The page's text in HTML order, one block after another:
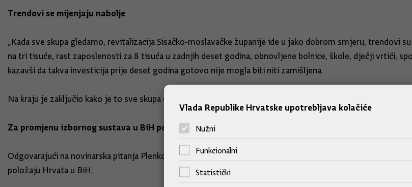
Trendovi se mijenjaju nabolje
„Kada sve skupa gledamo, revitalizacija Sisačko-moslavačke županije ide u jako dobrom smjeru, trendovi
na tri tisuće, rast zaposlenosti za 8 tisuća u zadnjih deset godina, obnovljene bolnice, škole, dječji vrtići,
kazavši da takva investicija prije deset godina gotovo nije mogla biti niti zamišljena.
Na kraju je zaključio kako je to sve skupa dio zajedničkih napora i sinergije Grada i županije da se, i u tim
Za promjenu izbornog sustava u BiH potreban je konsenzus
Odgovarajući na novinarska pitanja Plenković je istaknuo kako je razgovarao s koalicijskim partnerima iz
položaju Hrvata u BiH.
Vlada Republike Hrvatske upotrebljava kolačiće
Nužni
Funkcionalni
Statistički